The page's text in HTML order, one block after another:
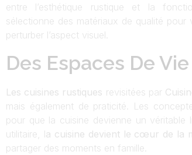
entre l’esthétique rustique et la
sélectionne des matériaux de qualité pour
perturber l’aspect visuel.
Des Espaces De
Les cuisines rustiques revisitées par
mais également de praticité. Les
pour que la cuisine devienne un véritable
utilitaire, la cuisine devient le cœur de la
partager des moments en famille.